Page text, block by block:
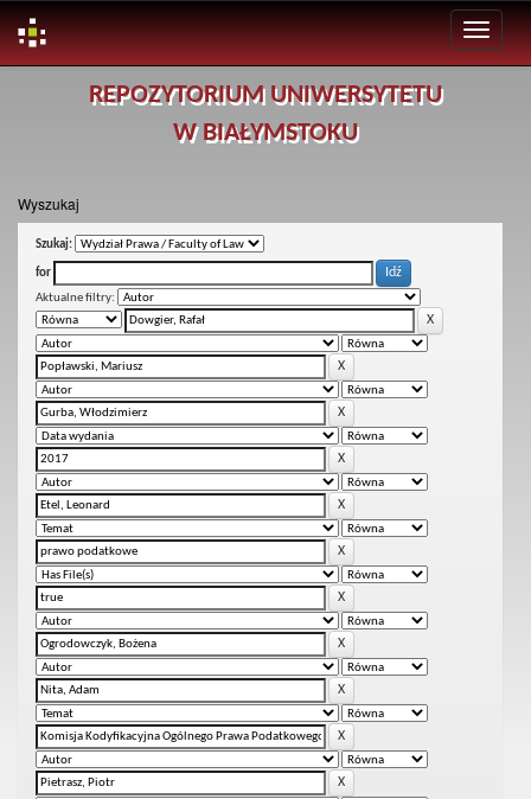
REPOZYTORIUM UNIWERSYTETU
W BIAŁYMSTOKU
Wyszukaj
Szukaj:
for
Aktualne filtry: